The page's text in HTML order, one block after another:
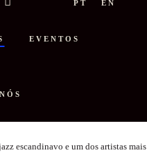
PT EN
EVENTOS
escandinavo e um dos artistas